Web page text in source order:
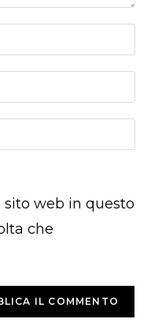
web in questo
che